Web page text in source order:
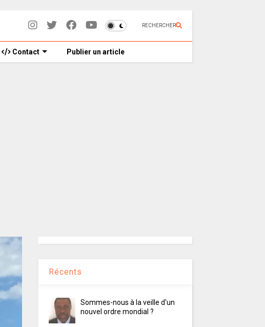
RECHERCHER
Contact Publier un article
Récents
Sommes-nous à la veille d'un
nouvel ordre mondial ?